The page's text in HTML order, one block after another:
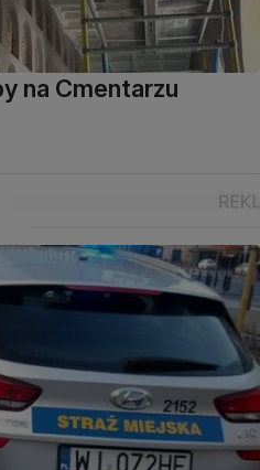
na Cmentarzu